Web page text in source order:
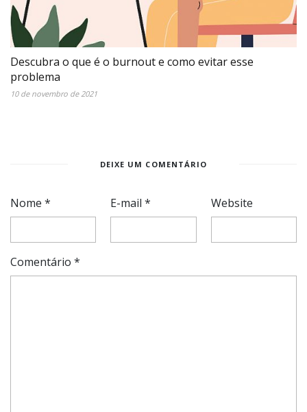
Descubra o que é o burnout e como evitar esse
problema
10 de novembro de 2021
DEIXE UM COMENTÁRIO
Nome * E-mail* Website
Comentário *